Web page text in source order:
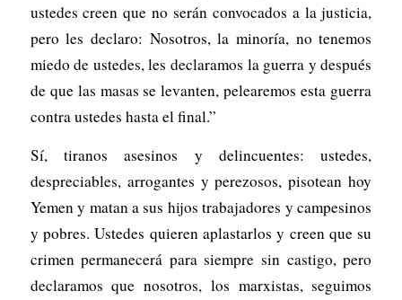
ustedes creen que no serán convocados a la justicia,
pero les declaro: Nosotros, la minoría, no tenemos
miedo de ustedes, les declaramos la guerra y después
de que las masas se levanten, pelearemos esta guerra
contra ustedes hasta el final.”
Sí, tiranos asesinos y delincuentes: ustedes,
despreciables, arrogantes y perezosos, pisotean hoy
Yemen y matan a sus hijos trabajadores y campesinos
y pobres. Ustedes quieren aplastarlos y creen que su
crimen permanecerá para siempre sin castigo, pero
declaramos que nosotros, los marxistas, seguimos